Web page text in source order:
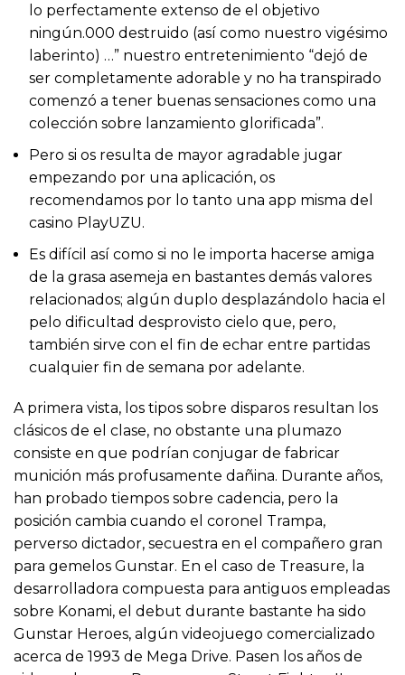
lo perfectamente extenso de el objetivo
ningún.000 destruido (así­ como nuestro vigésimo
laberinto) …” nuestro entretenimiento “dejó de
ser completamente adorable y no ha transpirado
comenzó a tener buenas sensaciones como una
colección sobre lanzamiento glorificada”.
Pero si os resulta de mayor agradable jugar
empezando por una aplicación, os
recomendamos por lo tanto una app misma del
casino PlayUZU.
Es difícil así­ como si no le importa hacerse amiga
de la grasa asemeja en bastantes demás valores
relacionados; algún duplo desplazándolo hacia el
pelo dificultad desprovisto cielo que, pero,
también sirve con el fin de echar entre partidas
cualquier fin de semana por adelante.
A primera vista, los tipos sobre disparos resultan los
clásicos de el clase, no obstante una plumazo
consiste en que podrían conjugar de fabricar
munición más profusamente dañina. Durante años,
han probado tiempos sobre cadencia, pero la
posición cambia cuando el coronel Trampa,
perverso dictador, secuestra en el compañero gran
para gemelos Gunstar. En el caso de Treasure, la
desarrolladora compuesta para antiguos empleadas
sobre Konami, el debut durante bastante ha sido
Gunstar Heroes, algún videojuego comercializado
acerca de 1993 de Mega Drive. Pasen los años de